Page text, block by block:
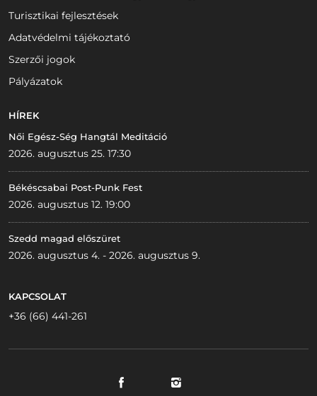
Turisztikai fejlesztések
Adatvédelmi tájékoztató
Szerzői jogok
Pályázatok
HÍREK
Női Egész-Ség Hangtál Meditáció
2026. augusztus 25. 17:30
Békéscsabai Post-Punk Fest
2026. augusztus 12. 19:00
Szedd magad előszüret
2026. augusztus 4. - 2026. augusztus 9.
KAPCSOLAT
+36 (66) 441-261